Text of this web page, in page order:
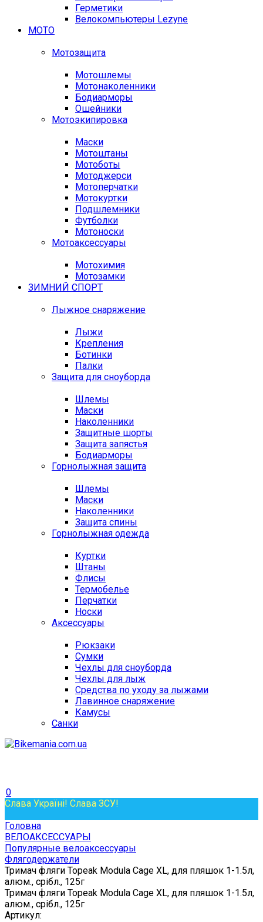
Герметики
Велокомпьютеры Lezyne
МОТО
Мотозащита
Мотошлемы
Мотонаколенники
Бодиарморы
Ошейники
Мотоэкипировка
Маски
Мотоштаны
Мотоботы
Мотоджерси
Мотоперчатки
Мотокуртки
Подшлемники
Футболки
Мотоноски
Мотоаксессуары
Мотохимия
Мотозамки
ЗИМНИЙ СПОРТ
Лыжное снаряжение
Лыжи
Крепления
Ботинки
Палки
Защита для сноуборда
Шлемы
Маски
Наколенники
Защитные шорты
Защита запястья
Бодиарморы
Горнолыжная защита
Шлемы
Маски
Наколенники
Защита спины
Горнолыжная одежда
Куртки
Штаны
Флисы
Термобелье
Перчатки
Носки
Аксессуары
Рюкзаки
Сумки
Чехлы для сноуборда
Чехлы для лыж
Средства по уходу за лыжами
Лавинное снаряжение
Камусы
Санки
0
Слава Україні! Слава ЗСУ!
Головна
ВЕЛОАКСЕССУАРЫ
Популярные велоаксессуары
Флягодержатели
Тримач фляги Topeak Modula Cage XL, для пляшок 1-1.5л,
алюм., срібл., 125г
Тримач фляги Topeak Modula Cage XL, для пляшок 1-1.5л,
алюм., срібл., 125г
Артикул: